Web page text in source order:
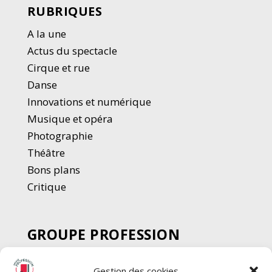
RUBRIQUES
A la une
Actus du spectacle
Cirque et rue
Danse
Innovations et numérique
Musique et opéra
Photographie
Théâtre
Bons plans
Critique
GROUPE PROFESSION
SPECTACLE